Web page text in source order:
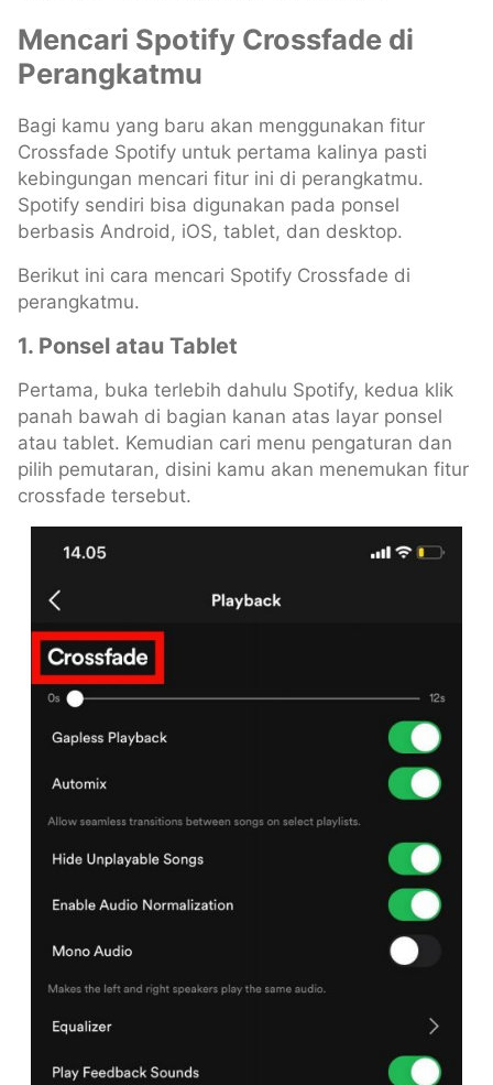
Mencari Spotify Crossfade di
Perangkatmu
Bagi kamu yang baru akan menggunakan fitur
Crossfade Spotify untuk pertama kalinya pasti
kebingungan mencari fitur ini di perangkatmu.
Spotify sendiri bisa digunakan pada ponsel
berbasis Android, iOS, tablet, dan desktop.
Berikut ini cara mencari Spotify Crossfade di
perangkatmu.
1. Ponsel atau Tablet
Pertama, buka terlebih dahulu Spotify, kedua klik
panah bawah di bagian kanan atas layar ponsel
atau tablet. Kemudian cari menu pengaturan dan
pilih pemutaran, disini kamu akan menemukan fitur
crossfade tersebut.